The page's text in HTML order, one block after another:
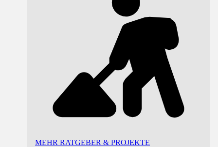
MEHR RATGEBER & PROJEKTE